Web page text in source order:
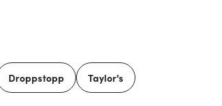
Droppstopp Taylor's